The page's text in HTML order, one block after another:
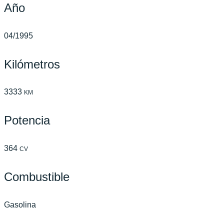
Año
04/1995
Kilómetros
3333 KM
Potencia
364 CV
Combustible
Gasolina